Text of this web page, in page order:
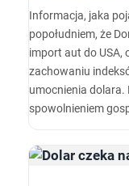
Informacja, jaka
popołudniem, że
import aut do USA,
zachowaniu
umocnienia dolara.
spowolnieniem
tzw. cła zwrotne,
być łagodniejsze i